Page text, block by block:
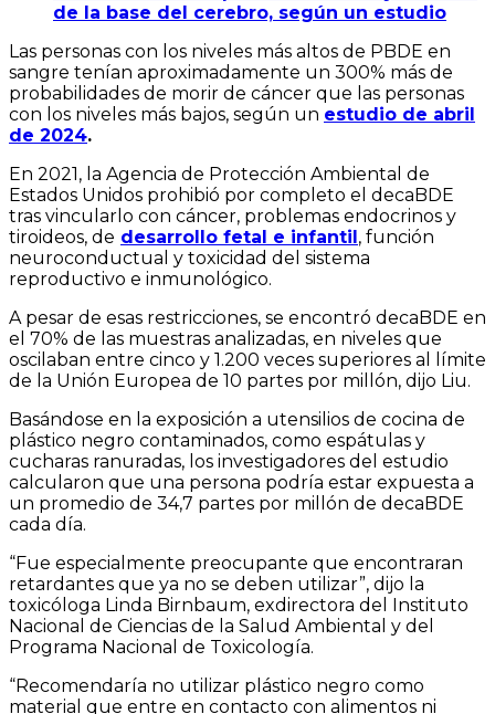
de la base del cerebro, según un estudio
Las personas con los niveles más altos de PBDE en
sangre tenían aproximadamente un 300% más de
probabilidades de morir de cáncer que las personas
con los niveles más bajos, según un estudio de abril
de 2024.
En 2021, la Agencia de Protección Ambiental de
Estados Unidos prohibió por completo el decaBDE
tras vincularlo con cáncer, problemas endocrinos y
tiroideos, de desarrollo fetal e infantil, función
neuroconductual y toxicidad del sistema
reproductivo e inmunológico.
A pesar de esas restricciones, se encontró decaBDE en
el 70% de las muestras analizadas, en niveles que
oscilaban entre cinco y 1.200 veces superiores al límite
de la Unión Europea de 10 partes por millón, dijo Liu.
Basándose en la exposición a utensilios de cocina de
plástico negro contaminados, como espátulas y
cucharas ranuradas, los investigadores del estudio
calcularon que una persona podría estar expuesta a
un promedio de 34,7 partes por millón de decaBDE
cada día.
“Fue especialmente preocupante que encontraran
retardantes que ya no se deben utilizar”, dijo la
toxicóloga Linda Birnbaum, exdirectora del Instituto
Nacional de Ciencias de la Salud Ambiental y del
Programa Nacional de Toxicología.
“Recomendaría no utilizar plástico negro como
material que entre en contacto con alimentos ni